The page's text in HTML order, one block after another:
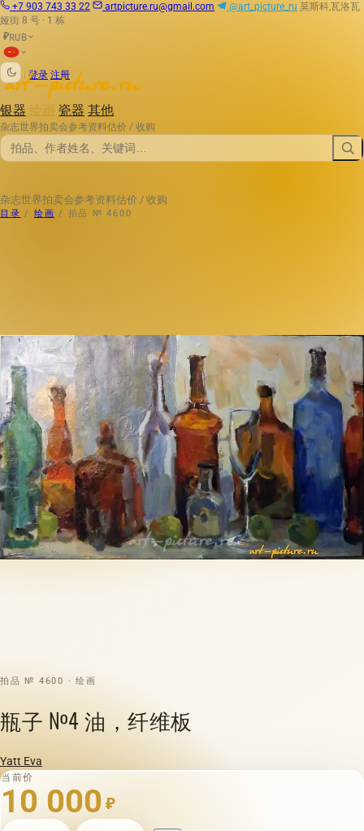
+7 903 743 33 22 artpicture.ru@gmail.com @art_picture_ru 莫斯科,瓦洛瓦
娅街 8 号 · 1 栋
₽RUB
登录 注册
银器 绘画 瓷器 其他
杂志世界拍卖会参考资料估价 / 收购
杂志世界拍卖会参考资料估价 / 收购
目录 / 绘画 / 拍品 № 4600
拍品 № 4600 · 绘画
瓶子 №4 油，纤维板
Yatt Eva
当前价
10 000 ₽